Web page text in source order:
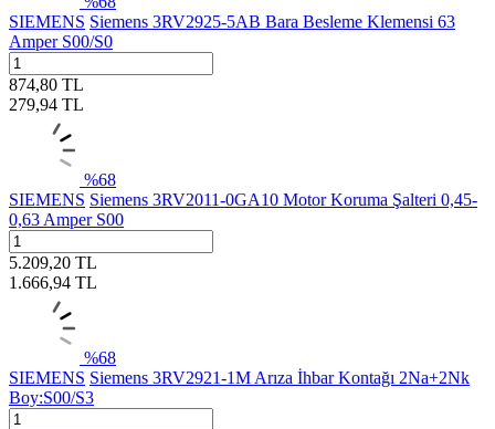
SIEMENS Siemens 3RV2925-5AB Bara Besleme Klemensi 63
Amper S00/S0
874,80 TL
279,94 TL
%68
SIEMENS Siemens 3RV2011-0GA10 Motor Koruma Şalteri 0,45-
0,63 Amper S00
5.209,20 TL
1.666,94 TL
%68
SIEMENS Siemens 3RV2921-1M Arıza İhbar Kontağı 2Na+2Nk
Boy:S00/S3